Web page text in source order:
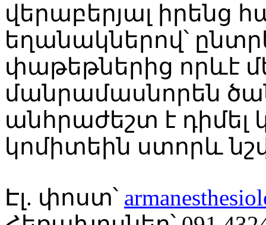
վերաբերյալ
եղանակներով՝
փաթեթներից որևէ
մանրամասնորեն
անհրաժեշտ է
կոմիտեին ստորև
Էլ. փոստ՝